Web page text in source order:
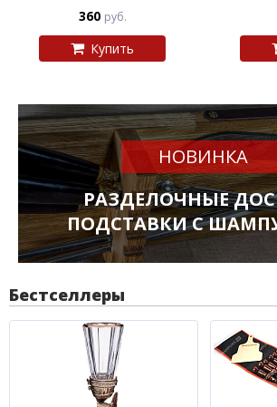
360 руб.
Купить
НОВИНКА
РАЗДЕЛОЧНЫЕ
ПОДСТАВКИ С
Бестселлеры